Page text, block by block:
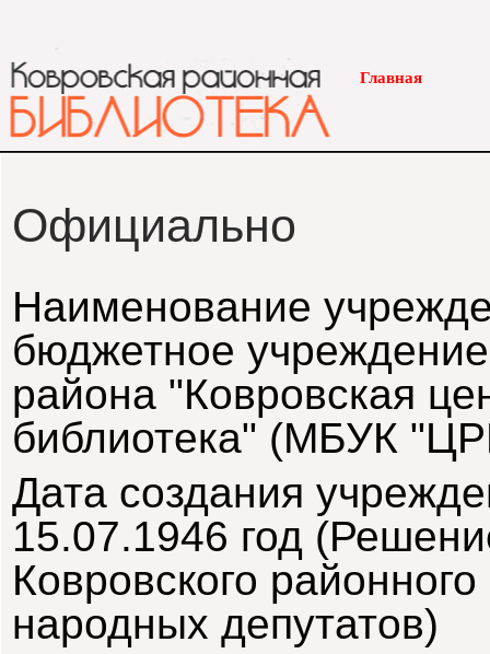
Главная
Официально
Наименование
бюджетное
района "Ковровская
библиотека" (МБУК
Дата создания
15.07.1946 год
Ковровского
народных депутатов)